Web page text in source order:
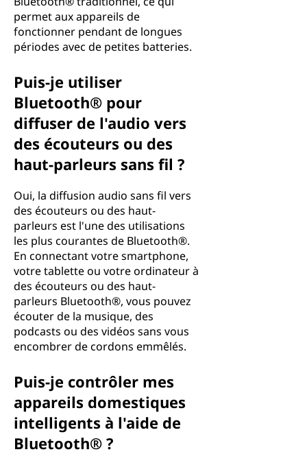
permet aux appareils de
fonctionner pendant de longues
périodes avec de petites batteries.
Puis-je utiliser
Bluetooth® pour
diffuser de l'audio vers
des écouteurs ou des
haut-parleurs sans fil ?
Oui, la diffusion audio sans fil vers
des écouteurs ou des haut-
parleurs est l'une des utilisations
les plus courantes de Bluetooth®.
En connectant votre smartphone,
votre tablette ou votre ordinateur à
des écouteurs ou des haut-
parleurs Bluetooth®, vous pouvez
écouter de la musique, des
podcasts ou des vidéos sans vous
encombrer de cordons emmêlés.
Puis-je contrôler mes
appareils domestiques
intelligents à l'aide de
Bluetooth® ?